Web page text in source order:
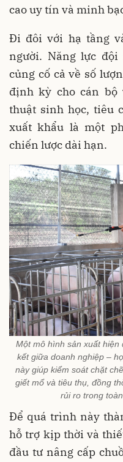
cao uy tín và minh
Đi đôi với hạ tầng
người. Năng lực
củng cố cả về số
định kỳ cho cán
thuật sinh học, tiêu
xuất khẩu là một
chiến lược dài hạn.
Một mô hình sản xuất hiện
kết giữa doanh nghiệp –
này giúp kiểm soát chặt
giết mổ và tiêu thụ, đồng
rủi ro trong
Để quá trình này
hỗ trợ kịp thời và
đầu tư nâng cấp